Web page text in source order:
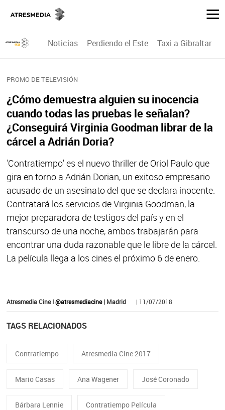
Noticias Perdiendo el Este Taxi a Gibraltar
PROMO DE TELEVISIÓN
¿Cómo demuestra alguien su inocencia
cuando todas las pruebas le señalan?
¿Conseguirá Virginia Goodman librar de la
cárcel a Adrián Doria?
'Contratiempo' es el nuevo thriller de Oriol Paulo que
gira en torno a Adrián Dorian, un exitoso empresario
acusado de un asesinato del que se declara inocente.
Contratará los servicios de Virginia Goodman, la
mejor preparadora de testigos del país y en el
transcurso de una noche, ambos trabajarán para
encontrar una duda razonable que le libre de la cárcel.
La película llega a los cines el próximo 6 de enero.
Atresmedia Cine I@atresmediacine| Madrid | 11/07/2018
TAGS RELACIONADOS
Contratiempo Atresmedia Cine 2017
Mario Casas Ana Wagener José Coronado
Bárbara Lennie Contratiempo Película